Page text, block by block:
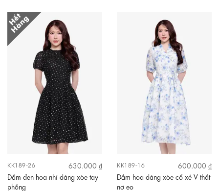
KK189-26
630.000 ₫
Đầm đen hoa nhí dáng xòe tay
phồng
KK189-16
600.000 ₫
Đầm hoa dáng xòe cổ xẻ V thắt
nơ eo